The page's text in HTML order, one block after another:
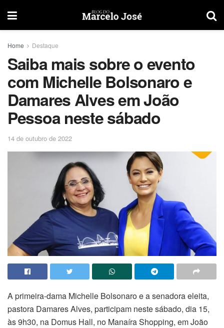
Home Destaque
Saiba mais sobre o evento
com Michelle Bolsonaro e
Damares Alves em João
Pessoa neste sábado
14 de outubro de 2022
A primeira-dama Michelle Bolsonaro e a senadora eleita,
pastora Damares Alves, participam neste sábado, dia 15,
às 9h30, na Domus Hall, no Manaíra Shopping, em João